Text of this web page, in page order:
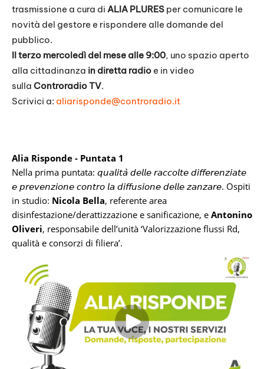
trasmissione a cura di ALIA PLURES per comunicare le
novità del gestore e rispondere alle domande del
pubblico.
Il terzo mercoledì del mese alle 9:00, uno spazio aperto
alla cittadinanza in diretta radio e in video
sulla Controradio TV.
Scrivici a: aliarisponde@controradio.it
Alia Risponde - Puntata 1
Nella prima puntata: 𝘲𝘶𝘢𝘭𝘪𝘵𝘢̀ 𝘥𝘦𝘭𝘭𝘦 𝘳𝘢𝘤𝘤𝘰𝘭𝘵𝘦 𝘥𝘪𝘧𝘧𝘦𝘳𝘦𝘯𝘻𝘪𝘢𝘵𝘦
𝘦 𝘱𝘳𝘦𝘷𝘦𝘯𝘻𝘪𝘰𝘯𝘦 𝘤𝘰𝘯𝘵𝘳𝘰 𝘭𝘢 𝘥𝘪𝘧𝘧𝘶𝘴𝘪𝘰𝘯𝘦 𝘥𝘦𝘭𝘭𝘦 𝘻𝘢𝘯𝘻𝘢𝘳𝘦. Ospiti
in studio: Nicola Bella, referente area
disinfestazione/derattizzazione e sanificazione, e Antonino
Oliveri, responsabile dell’unità ‘Valorizzazione flussi Rd,
qualità e consorzi di filiera’.